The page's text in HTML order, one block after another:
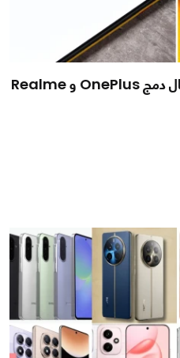
تسريبات صينية تشير إلى احتمال دمج OnePlus و Realme